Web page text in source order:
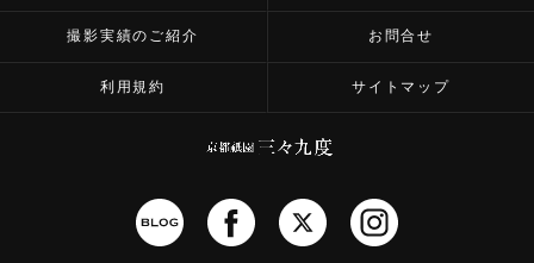
撮影実績のご紹介 お問合せ
利用規約 サイトマップ